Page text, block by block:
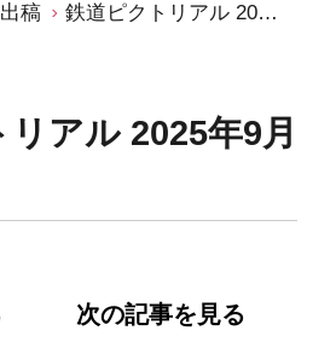
稿 鉄道ピクトリアル 2025年9月号
アル 2025年9月
次の記事を見る